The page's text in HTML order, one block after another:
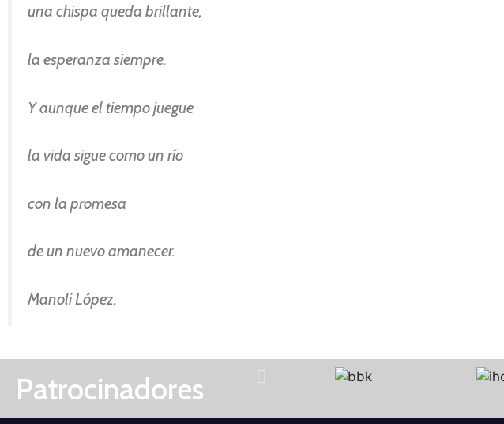
una chispa queda brillante,
la esperanza siempre.
Y aunque el tiempo juegue
la vida sigue como un río
con la promesa
de un nuevo amanecer.
Manoli López.
Patrocinadores